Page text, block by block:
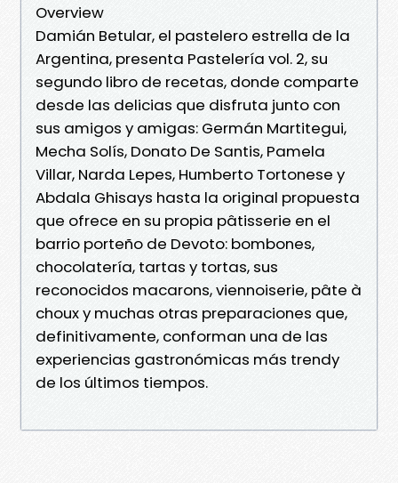
Overview
Damián Betular, el pastelero estrella de la
Argentina, presenta Pastelería vol. 2, su
segundo libro de recetas, donde comparte
desde las delicias que disfruta junto con
sus amigos y amigas: Germán Martitegui,
Mecha Solís, Donato De Santis, Pamela
Villar, Narda Lepes, Humberto Tortonese y
Abdala Ghisays hasta la original propuesta
que ofrece en su propia pâtisserie en el
barrio porteño de Devoto: bombones,
chocolatería, tartas y tortas, sus
reconocidos macarons, viennoiserie, pâte à
choux y muchas otras preparaciones que,
definitivamente, conforman una de las
experiencias gastronómicas más trendy
de los últimos tiempos.